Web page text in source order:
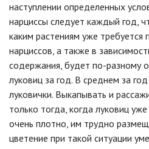
наступлении определенных
нарциссы следует каждый год,
каким растениям уже требуется
нарциссов, а также в
содержания, будет по-разному
луковиц за год. В среднем за
луковички. Выкапывать и
только тогда, когда луковиц
очень плотно, им трудно
цветение при такой ситуации